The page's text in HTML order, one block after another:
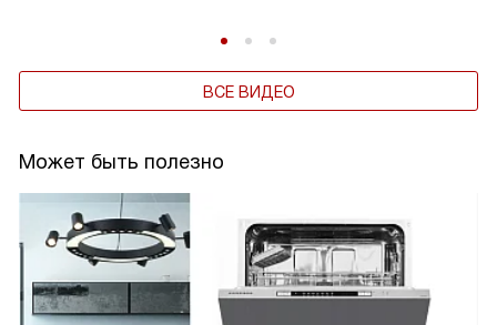
ВСЕ ВИДЕО
Может быть полезно